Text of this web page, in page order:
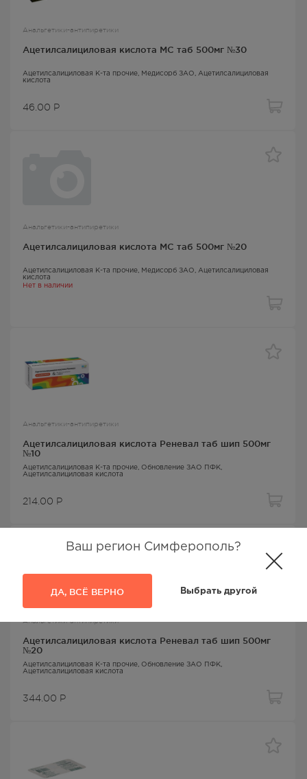
Ваш регион Симферополь?
ДА, ВСЁ ВЕРНО Выбрать другой
Анальгетики-антипиретики
Ацетилсалициловая кислота МС таб 500мг №30
Ацетилсалициловая К-та прочие, Медисорб ЗАО, Ацетилсалициловая
кислота
46.00 Р
Анальгетики-антипиретики
Ацетилсалициловая кислота МС таб 500мг №20
Ацетилсалициловая К-та прочие, Медисорб ЗАО, Ацетилсалициловая
кислота
Нет в наличии
Анальгетики-антипиретики
Ацетилсалициловая кислота Реневал таб шип 500мг
№10
Ацетилсалициловая К-та прочие, Обновление ЗАО ПФК,
Ацетилсалициловая кислота
214.00 Р
Анальгетики-антипиретики
Ацетилсалициловая кислота Реневал таб шип 500мг
№20
Ацетилсалициловая К-та прочие, Обновление ЗАО ПФК,
Ацетилсалициловая кислота
344.00 Р